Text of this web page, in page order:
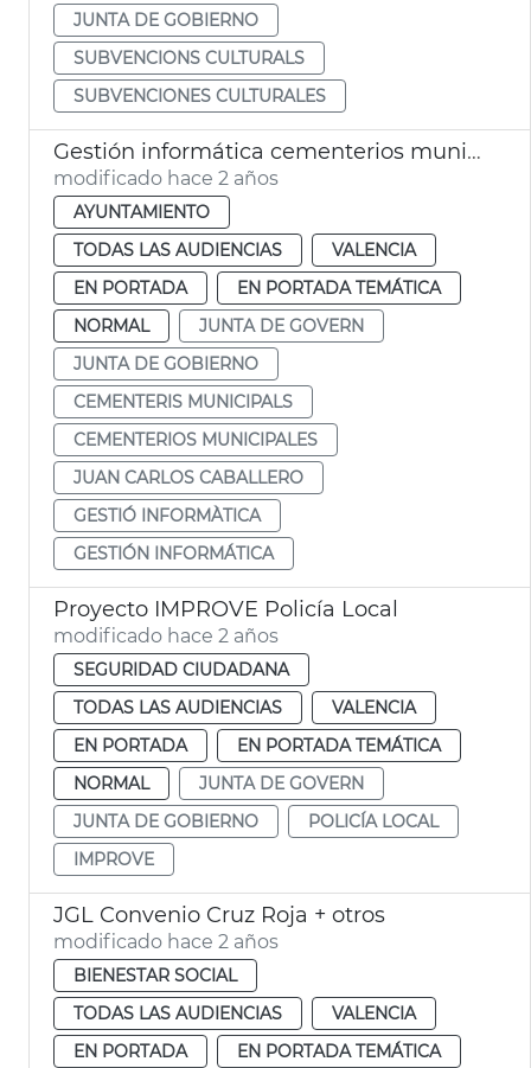
JUNTA DE GOBIERNO
SUBVENCIONS CULTURALS
SUBVENCIONES CULTURALES
Gestión informática cementerios municipales
modificado hace 2 años
AYUNTAMIENTO
TODAS LAS AUDIENCIAS
VALENCIA
EN PORTADA
EN PORTADA TEMÁTICA
NORMAL
JUNTA DE GOVERN
JUNTA DE GOBIERNO
CEMENTERIS MUNICIPALS
CEMENTERIOS MUNICIPALES
JUAN CARLOS CABALLERO
GESTIÓ INFORMÀTICA
GESTIÓN INFORMÁTICA
Proyecto IMPROVE Policía Local
modificado hace 2 años
SEGURIDAD CIUDADANA
TODAS LAS AUDIENCIAS
VALENCIA
EN PORTADA
EN PORTADA TEMÁTICA
NORMAL
JUNTA DE GOVERN
JUNTA DE GOBIERNO
POLICÍA LOCAL
IMPROVE
JGL Convenio Cruz Roja + otros
modificado hace 2 años
BIENESTAR SOCIAL
TODAS LAS AUDIENCIAS
VALENCIA
EN PORTADA
EN PORTADA TEMÁTICA